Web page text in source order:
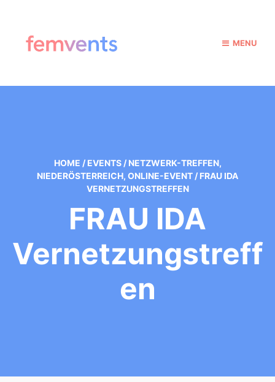
MENU
HOME / EVENTS / NETZWERK-TREFFEN,
NIEDERÖSTERREICH, ONLINE-EVENT / FRAU IDA
VERNETZUNGSTREFFEN
FRAU IDA
Vernetzungstreff
En